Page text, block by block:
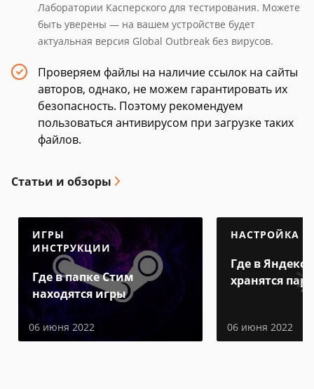
Лаборатории Касперского для тестирования. Можете
быть уверены — на вашем устройстве будет
актуальная версия Global Outbreak без вирусов.
Проверяем файлы на наличие ссылок на сайты
авторов, однако, не можем гарантировать их
безопасность. Поэтому рекомендуем
пользоваться антивирусом при загрузке таких
файлов.
Статьи и обзоры
ИГРЫ
ИНСТРУКЦИИ
Где в папке Стим
находятся игры
06 июня 2022
НАСТРОЙКА
Где в Яндекс
хранятся
06 июня 2022